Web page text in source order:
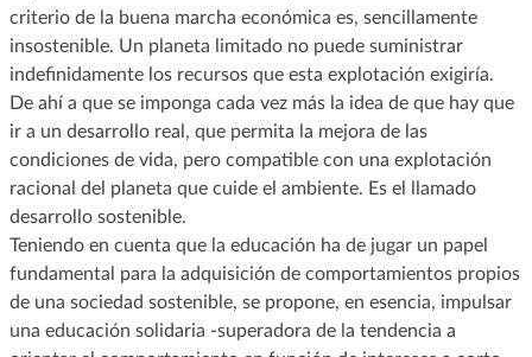
criterio de la buena marcha económica es, sencillamente
insostenible. Un planeta limitado no puede suministrar
indefinidamente los recursos que esta explotación exigiría.
De ahí a que se imponga cada vez más la idea de que hay que
ir a un desarrollo real, que permita la mejora de las
condiciones de vida, pero compatible con una explotación
racional del planeta que cuide el ambiente. Es el llamado
desarrollo sostenible.
Teniendo en cuenta que la educación ha de jugar un papel
fundamental para la adquisición de comportamientos propios
de una sociedad sostenible, se propone, en esencia, impulsar
una educación solidaria -superadora de la tendencia a